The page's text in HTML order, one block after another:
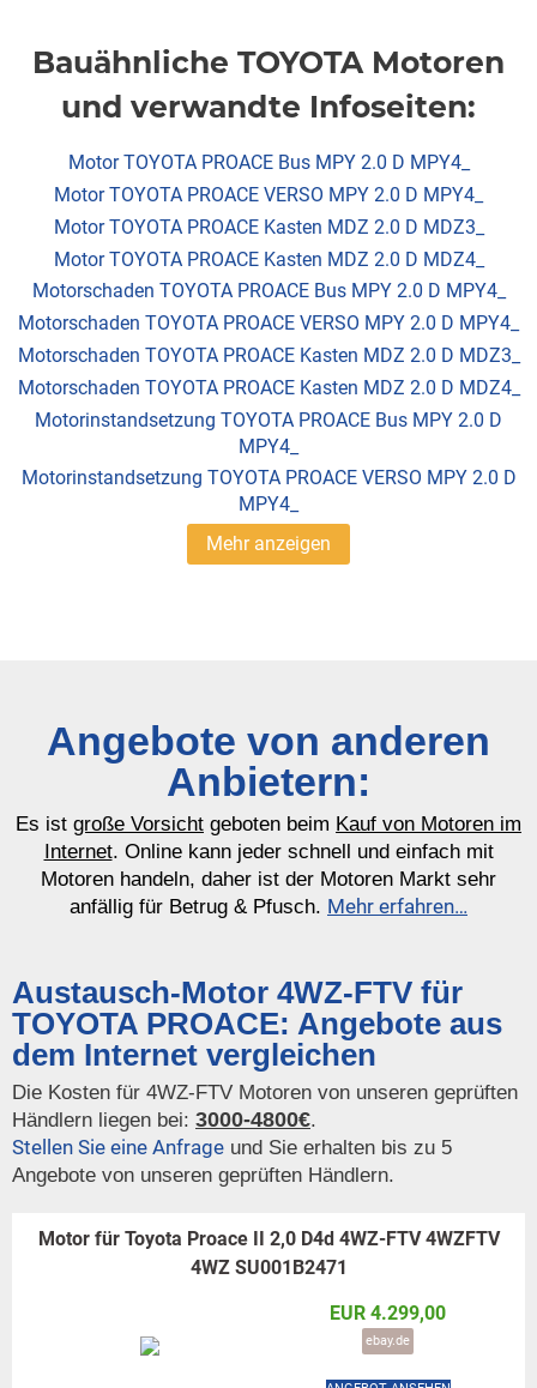
Bauähnliche TOYOTA Motoren
und verwandte Infoseiten:
Motor TOYOTA PROACE Bus MPY 2.0 D MPY4_
Motor TOYOTA PROACE VERSO MPY 2.0 D MPY4_
Motor TOYOTA PROACE Kasten MDZ 2.0 D MDZ3_
Motor TOYOTA PROACE Kasten MDZ 2.0 D MDZ4_
Motorschaden TOYOTA PROACE Bus MPY 2.0 D MPY4_
Motorschaden TOYOTA PROACE VERSO MPY 2.0 D MPY4_
Motorschaden TOYOTA PROACE Kasten MDZ 2.0 D MDZ3_
Motorschaden TOYOTA PROACE Kasten MDZ 2.0 D MDZ4_
Motorinstandsetzung TOYOTA PROACE Bus MPY 2.0 D
MPY4_
Motorinstandsetzung TOYOTA PROACE VERSO MPY 2.0 D
MPY4_
Mehr anzeigen
Angebote von anderen
Anbietern:
Es ist große Vorsicht geboten beim Kauf von Motoren im
Internet. Online kann jeder schnell und einfach mit
Motoren handeln, daher ist der Motoren Markt sehr
anfällig für Betrug & Pfusch. Mehr erfahren…
Austausch-Motor 4WZ-FTV für
TOYOTA PROACE: Angebote aus
dem Internet vergleichen
Die Kosten für 4WZ-FTV Motoren von unseren geprüften
Händlern liegen bei: 3000-4800€.
Stellen Sie eine Anfrage und Sie erhalten bis zu 5
Angebote von unseren geprüften Händlern.
Motor für Toyota Proace II 2,0 D4d 4WZ-FTV 4WZFTV
4WZ SU001B2471
EUR 4.299,00
ebay.de